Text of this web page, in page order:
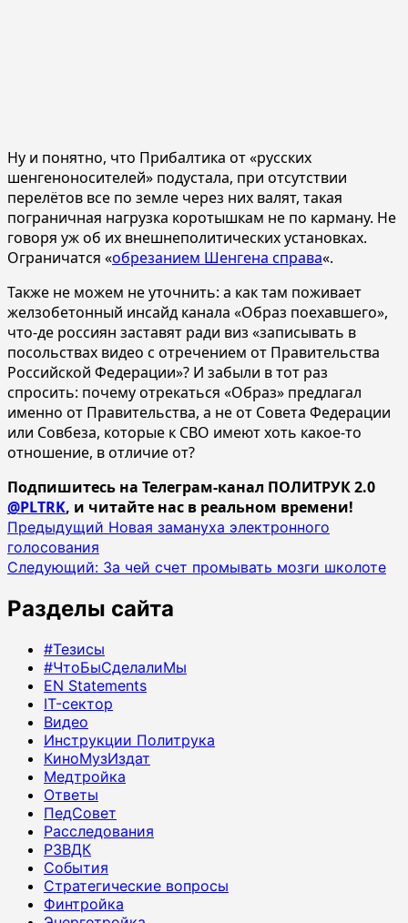
Ну и понятно, что Прибалтика от «русских
шенгеноносителей» подустала, при отсутствии
перелётов все по земле через них валят, такая
пограничная нагрузка коротышкам не по карману. Не
говоря уж об их внешнеполитических установках.
Ограничатся «обрезанием Шенгена справа«.
Также не можем не уточнить: а как там поживает
желзобетонный инсайд канала «Образ поехавшего»,
что-де россиян заставят ради виз «записывать в
посольствах видео с отречением от Правительства
Российской Федерации»? И забыли в тот раз
спросить: почему отрекаться «Образ» предлагал
именно от Правительства, а не от Совета Федерации
или Совбеза, которые к СВО имеют хоть какое-то
отношение, в отличие от?
Подпишитесь на Телеграм-канал ПОЛИТРУК 2.0
@PLTRK, и читайте нас в реальном времени!
Навигация
записи
Предыдущий Новая замануха электронного
голосования
Следующий: За чей счет промывать мозги школоте
Разделы сайта
#Тезисы
#ЧтоБыСделалиМы
EN Statements
IT-сектор
Видео
Инструкции Политрука
КиноМузИздат
Медтройка
Ответы
ПедСовет
Расследования
РЗВДК
События
Стратегические вопросы
Финтройка